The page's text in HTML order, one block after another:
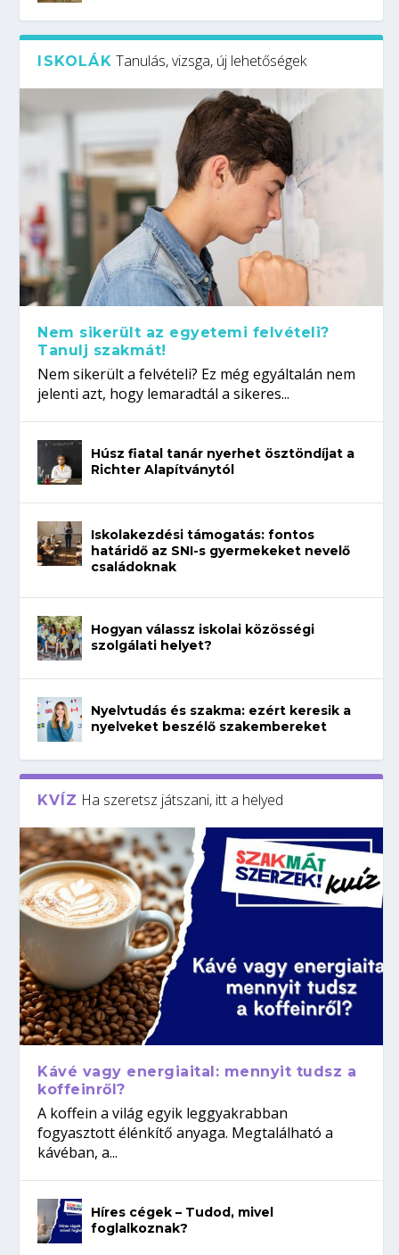
ISKOLÁK Tanulás, vizsga, új lehetőségek
Nem sikerült az egyetemi felvételi?
Tanulj szakmát!
Nem sikerült a felvételi? Ez még egyáltalán nem
jelenti azt, hogy lemaradtál a sikeres...
Húsz fiatal tanár nyerhet ösztöndíjat a
Richter Alapítványtól
Iskolakezdési támogatás: fontos
határidő az SNI-s gyermekeket nevelő
családoknak
Hogyan válassz iskolai közösségi
szolgálati helyet?
Nyelvtudás és szakma: ezért keresik a
nyelveket beszélő szakembereket
KVÍZ Ha szeretsz játszani, itt a helyed
Kávé vagy energiaital: mennyit tudsz a
koffeinről?
A koffein a világ egyik leggyakrabban
fogyasztott élénkítő anyaga. Megtalálható a
kávéban, a...
Híres cégek – Tudod, mivel
foglalkoznak?